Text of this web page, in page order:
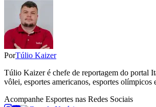
PorTúlio Kaizer
Túlio Kaizer é chefe de reportagem do portal
vôlei, esportes americanos, esportes olímpicos
Acompanhe Esportes nas Redes Sociais